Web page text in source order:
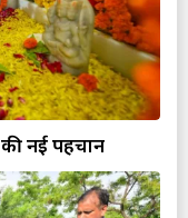
नई पहचान